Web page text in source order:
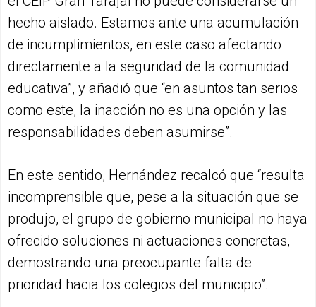
hecho aislado. Estamos ante una acumulación
de incumplimientos, en este caso afectando
directamente a la seguridad de la comunidad
educativa”, y añadió que “en asuntos tan serios
como este, la inacción no es una opción y las
responsabilidades deben asumirse”.
En este sentido, Hernández recalcó que “resulta
incomprensible que, pese a la situación que se
produjo, el grupo de gobierno municipal no haya
ofrecido soluciones ni actuaciones concretas,
demostrando una preocupante falta de
prioridad hacia los colegios del municipio”.